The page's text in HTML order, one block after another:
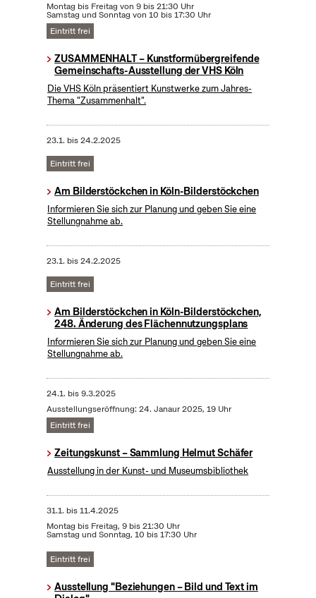
Montag bis Freitag von 9 bis 21:30 Uhr
Samstag und Sonntag von 10 bis 17:30 Uhr
Eintritt frei
ZUSAMMENHALT – Kunstformübergreifende
Gemeinschafts-Ausstellung der VHS Köln
Die VHS Köln präsentiert Kunstwerke zum Jahres-
Thema "Zusammenhalt".
23.1. bis24.2.2025
Eintritt frei
Am Bilderstöckchen in Köln-Bilderstöckchen
Informieren Sie sich zur Planung und geben Sie eine
Stellungnahme ab.
23.1. bis24.2.2025
Eintritt frei
Am Bilderstöckchen in Köln-Bilderstöckchen,
248. Änderung des Flächennutzungsplans
Informieren Sie sich zur Planung und geben Sie eine
Stellungnahme ab.
24.1. bis9.3.2025
Ausstellungseröffnung: 24. Janaur 2025, 19 Uhr
Eintritt frei
Zeitungskunst – Sammlung Helmut Schäfer
Ausstellung in der Kunst- und Museumsbibliothek
31.1. bis11.4.2025
Montag bis Freitag, 9 bis 21:30 Uhr
Samstag und Sonntag, 10 bis 17:30 Uhr
Eintritt frei
Ausstellung "Beziehungen – Bild und Text im